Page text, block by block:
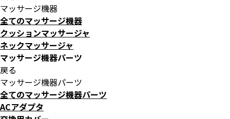
マッサージ機器
全てのマッサージ機器
クッションマッサージャ
ネックマッサージャ
マッサージ機器パーツ
戻る
マッサージ機器パーツ
全てのマッサージ機器パーツ
ACアダプタ